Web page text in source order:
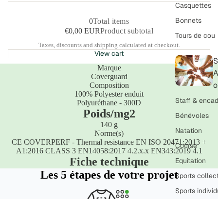
Casquettes
Bonnets
Tours de cou
Staff &
Bénévoles
Natation
Course
Equitation
Sports
Sports
View cart
0Total items
€0,00 EURProduct subtotal
Taxes, discounts and shipping calculated at checkout.
Marque
Coverguard
Composition
100% Polyester enduit
Polyuréthane - 300D
Poids/mg2
140 g
Norme(s)
CE COVERPERF - Thermal resistance EN ISO 20471:2013 +
A1:2016 CLASS 3 EN14058:2017 4.2.x.x EN343:2019 4.1
Fiche technique
Les 5 étapes de votre projet